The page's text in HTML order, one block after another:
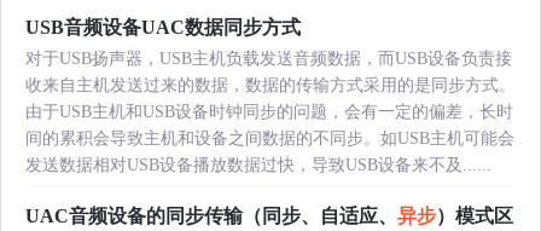
USB音频设备UAC数据同步方式
对于USB扬声器，USB主机负载发送音频数据，而USB设备负责接
收来自主机发送过来的数据，数据的传输方式采用的是同步方式。
由于USB主机和USB设备时钟同步的问题，会有一定的偏差，长时
间的累积会导致主机和设备之间数据的不同步。如USB主机可能会
发送数据相对USB设备播放数据过快，导致USB设备来不及......
UAC音频设备的同步传输（同步、自适应、 异步）模式区